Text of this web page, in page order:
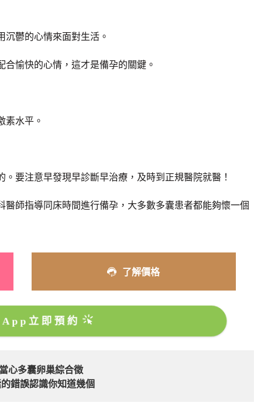
鬱的心情來面對生活。
愉快的心情，這才是備孕的關鍵。
水平。
注意早發現早診斷早治療，及時到正規醫院就醫！
師指導同床時間進行備孕，大多數多囊患者都能夠懷一個
了解價格
立即預約
心多囊卵巢綜合徵
錯誤認識你知道幾個